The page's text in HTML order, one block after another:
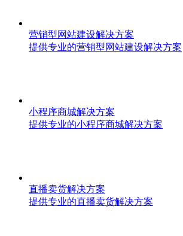
营销型网站建设解决方案
提供专业的营销型网站建设解决方案
小程序商城解决方案
提供专业的小程序商城解决方案
直播卖货解决方案
提供专业的直播卖货解决方案